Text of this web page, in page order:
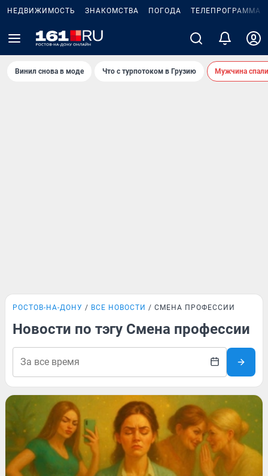
НЕДВИЖИМОСТЬ ЗНАКОМСТВА ПОГОДА ТЕЛЕПРОГРАММА
Винил снова в моде Что с турпотоком в Грузию Мужчина
РОСТОВ-НА-ДОНУ ВСЕ НОВОСТИ СМЕНА ПРОФЕССИИ
Новости по тэгу Смена профессии